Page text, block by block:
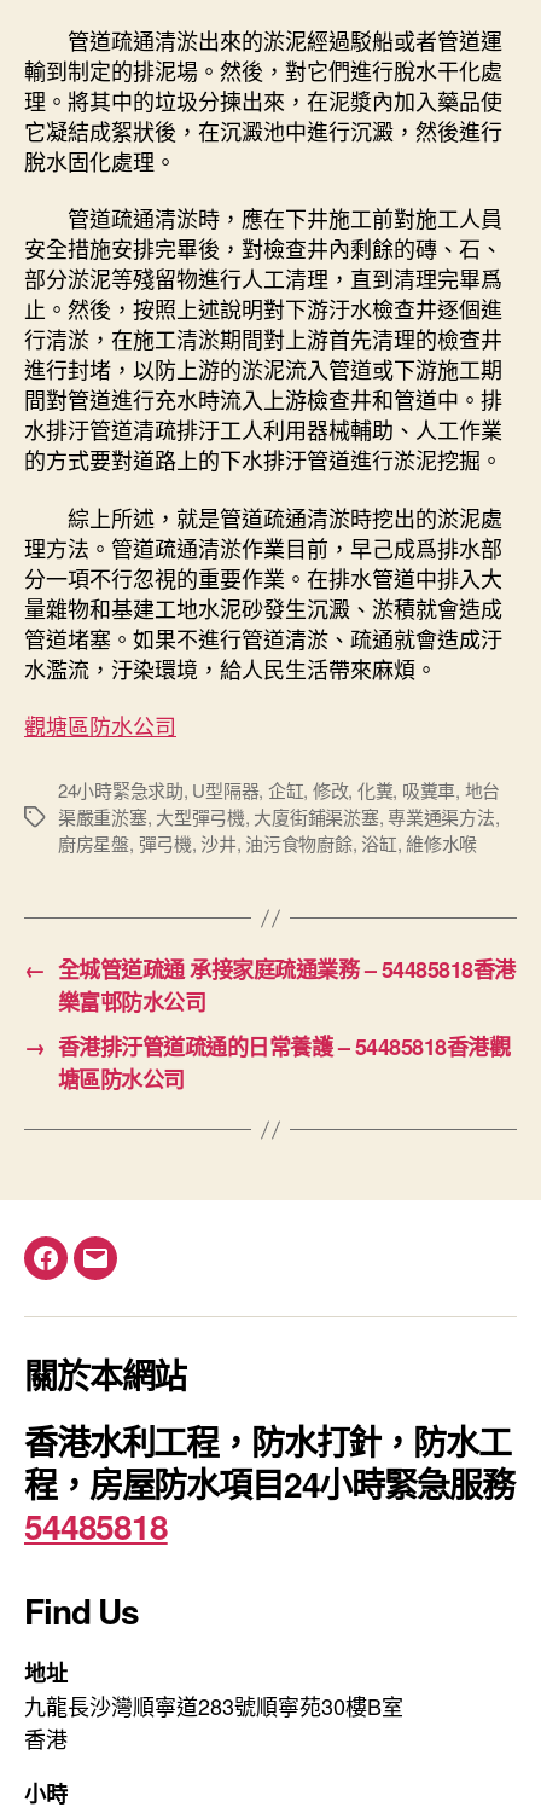
管道疏通清淤出來的淤泥經過駁船或者管道運
輸到制定的排泥場。然後，對它們進行脫水干化處
理。將其中的垃圾分揀出來，在泥漿內加入藥品使
它凝結成絮狀後，在沉澱池中進行沉澱，然後進行
脫水固化處理。
管道疏通清淤時，應在下井施工前對施工人員
安全措施安排完畢後，對檢查井內剩餘的磚、石、
部分淤泥等殘留物進行人工清理，直到清理完畢爲
止。然後，按照上述說明對下游汙水檢查井逐個進
行清淤，在施工清淤期間對上游首先清理的檢查井
進行封堵，以防上游的淤泥流入管道或下游施工期
間對管道進行充水時流入上游檢查井和管道中。排
水排汙管道清疏排汙工人利用器械輔助、人工作業
的方式要對道路上的下水排汙管道進行淤泥挖掘。
綜上所述，就是管道疏通清淤時挖出的淤泥處
理方法。管道疏通清淤作業目前，早己成爲排水部
分一項不行忽視的重要作業。在排水管道中排入大
量雜物和基建工地水泥砂發生沉澱、淤積就會造成
管道堵塞。如果不進行管道清淤、疏通就會造成汙
水濫流，汙染環境，給人民生活帶來麻煩。
觀塘區防水公司
Tags
24小時緊急求助, U型隔器, 企缸, 修改, 化糞, 吸糞車, 地台
渠嚴重淤塞, 大型彈弓機, 大廈街鋪渠淤塞,專業通渠方法,
廚房星盤, 彈弓機,沙井, 油污食物廚餘, 浴缸,維修水喉
← 全城管道疏通 承接家庭疏通業務 – 54485818香港
樂富邨防水公司
→ 香港排汙管道疏通的日常養護 – 54485818香港觀
塘區防水公司
Facebook
電
關於本網站
香港水利工程，防水打針，防水工
程，房屋防水項目24小時緊急服務
54485818
Find Us
地址
九龍長沙灣順寧道283號順寧苑30樓B室
香港
小時